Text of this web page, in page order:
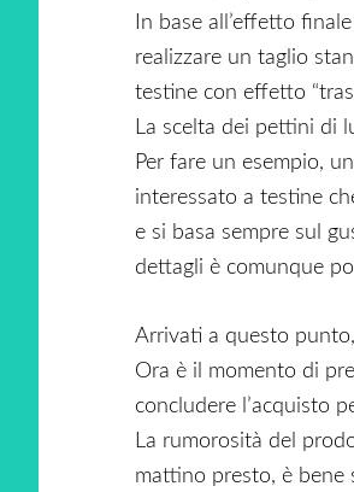
In base all’effetto
realizzare un taglio
testine con effetto
La scelta dei pettini di
Per fare un esempio,
interessato a testine
e si basa sempre sul
dettagli è comunque
Arrivati a questo
Ora è il momento di
concludere l’acquisto
La rumorosità del
mattino presto, è bene